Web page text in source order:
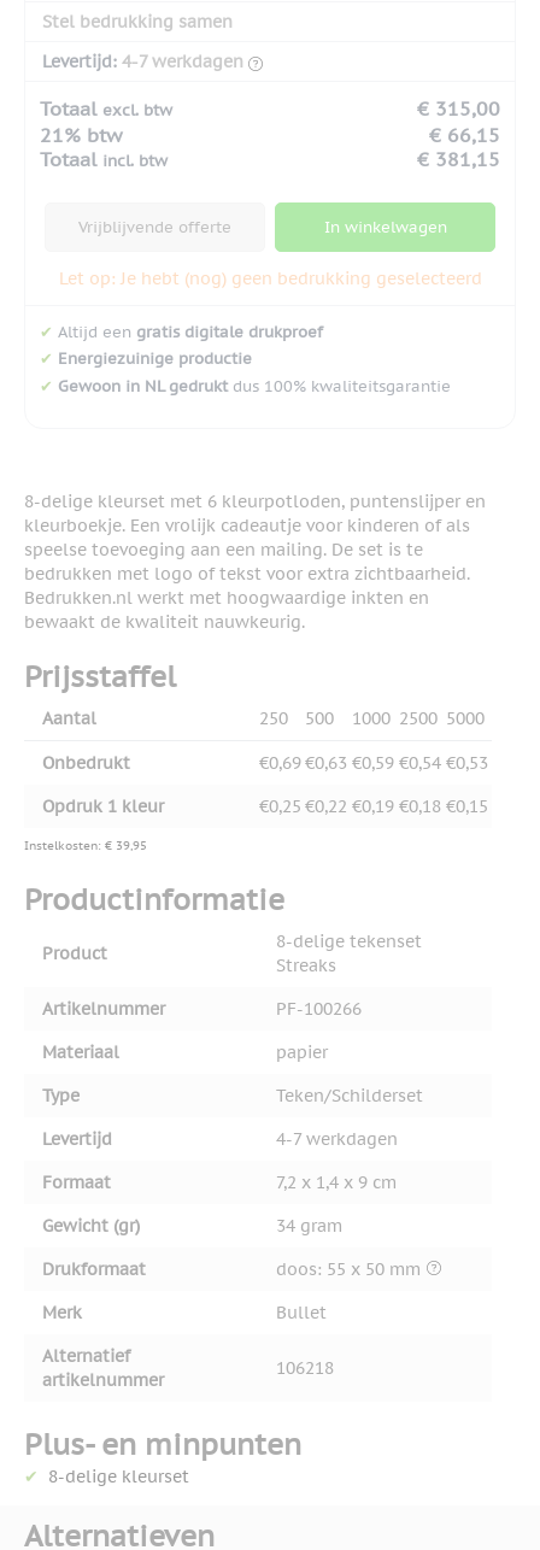
Stel bedrukking samen
Levertijd: 4-7 werkdagen
Totaal excl. btw
€ 315,00
21% btw
€ 66,15
Totaal incl. btw € 381,15
Vrijblijvende offerte In winkelwagen
Let op: Je hebt (nog) geen bedrukking geselecteerd
✔ Altijd een gratis digitale drukproef
✔ Energiezuinige productie
✔ Gewoon in NL gedruktdus 100% kwaliteitsgarantie
8-delige kleurset met 6 kleurpotloden, puntenslijper en
kleurboekje. Een vrolijk cadeautje voor kinderen of als
speelse toevoeging aan een mailing. De set is te
bedrukken met logo of tekst voor extra zichtbaarheid.
Bedrukken.nl werkt met hoogwaardige inkten en
bewaakt de kwaliteit nauwkeurig.
Prijsstaffel
Aantal 250 500 1000 2500 5000
Onbedrukt €0,69€0,63 €0,59 €0,54 €0,53
Opdruk 1 kleur
€0,25 €0,22 €0,19 €0,18 €0,15
Instelkosten: € 39,95
Productinformatie
Product
8-delige tekenset
Streaks
Artikelnummer
PF-100266
Materiaal
papier
Type
Teken/Schilderset
Levertijd
4-7 werkdagen
Formaat
7,2 x 1,4 x 9 cm
Gewicht (gr)
34 gram
Drukformaat
doos: 55 x 50 mm
Merk
Bullet
Alternatief
artikelnummer
106218
Plus- en minpunten
8-delige kleurset
Alternatieven